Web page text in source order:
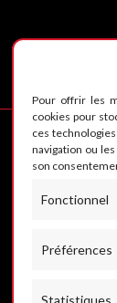
Pour offrir les
cookies pour
ces
navigation ou
son
Fonctionnel
Préférences
Statistiques